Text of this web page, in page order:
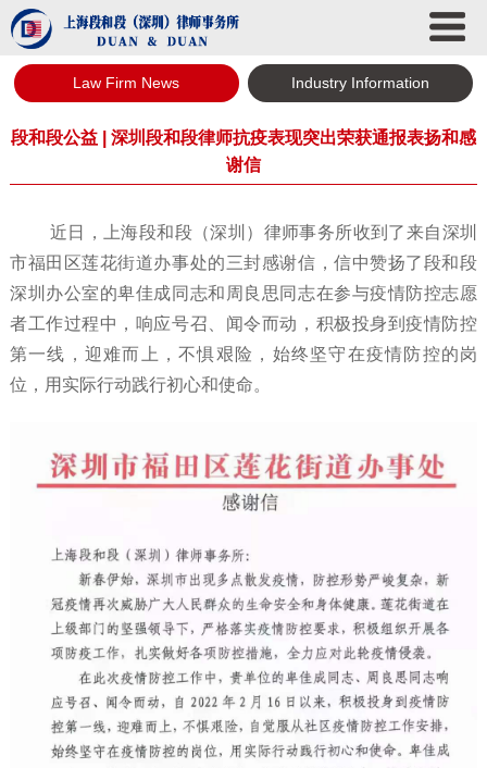
Law Firm News Industry Information
段和段公益 | 深圳段和段律师抗疫表现突出荣获通报表扬和感
谢信
近日，上海段和段（深圳）律师事务所收到了来自深圳
市福田区莲花街道办事处的三封感谢信，信中赞扬了段和段
深圳办公室的卑佳成同志和周良思同志在参与疫情防控志愿
者工作过程中，响应号召、闻令而动，积极投身到疫情防控
第一线，迎难而上，不惧艰险，始终坚守在疫情防控的岗
位，用实际行动践行初心和使命。